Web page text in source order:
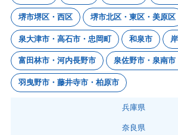
堺市堺区・西区 堺市北区・東区・美原区
泉大津市・高石市・忠岡町 和泉市
富田林市・河内長野市 泉佐野市・泉南市
羽曳野市・藤井寺市・柏原市
兵庫県
奈良県